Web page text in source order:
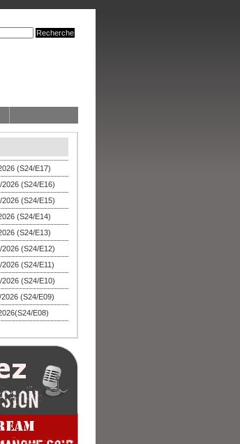
(S24/E17)
(S24/E16)
(S24/E15)
(S24/E14)
(S24/E13)
(S24/E12)
(S24/E11)
(S24/E10)
(S24/E09)
E08)